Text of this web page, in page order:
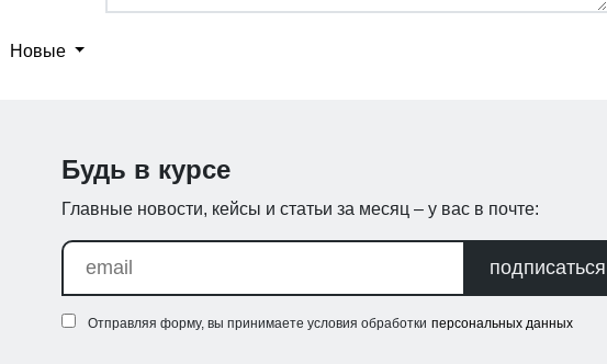
Новые
Будь в курсе
Главные новости, кейсы и статьи за месяц – у вас в почте:
подписаться
Отправляя форму, вы принимаете условия обработки персональных данных